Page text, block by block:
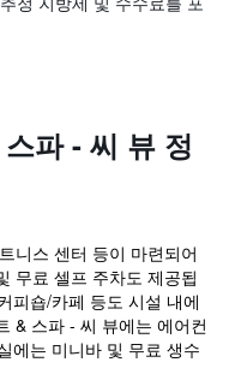
파 - 씨 뷰 정
니스 센터 등이 마련되어
무료 셀프 주차도 제공됩
피숍/카페 등도 시설 내에
& 스파 - 씨 뷰에는 에어컨
에는 미니바 및 무료 생수